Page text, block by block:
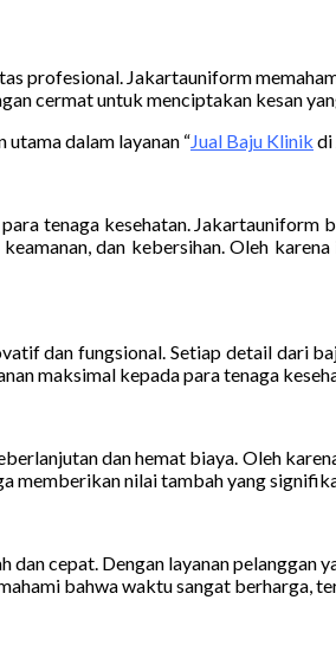
profesional. Jakartauniform
cermat untuk menciptakan kesan
dalam layanan “Jual Baju Klinik di
tenaga kesehatan.
dan kebersihan. Oleh
dan fungsional. Setiap detail dari
maksimal kepada para tenaga
dan hemat biaya. Oleh
memberikan nilai tambah yang
cepat. Dengan layanan pelanggan
bahwa waktu sangat berharga,